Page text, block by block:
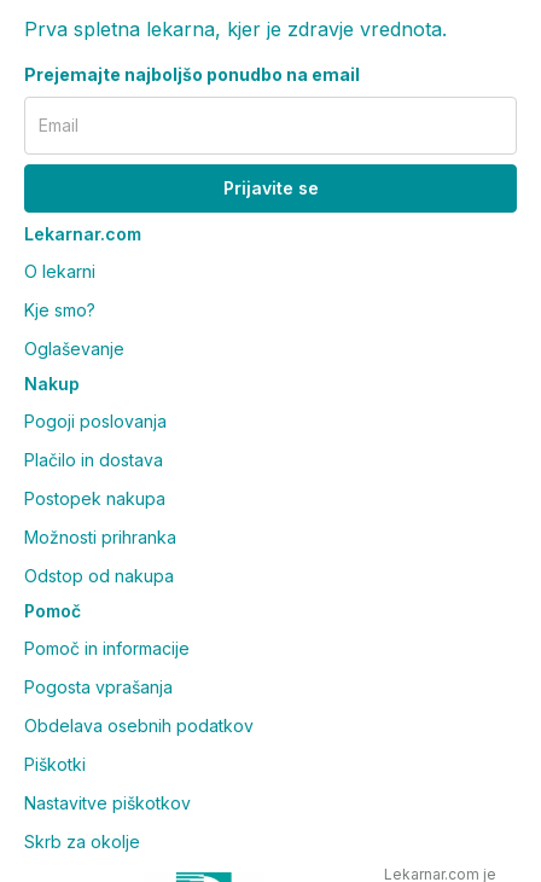
Prva spletna lekarna, kjer je zdravje vrednota.
Prejemajte najboljšo ponudbo na email
Email
Prijavite se
Lekarnar.com
O lekarni
Kje smo?
Oglaševanje
Nakup
Pogoji poslovanja
Plačilo in dostava
Postopek nakupa
Možnosti prihranka
Odstop od nakupa
Pomoč
Pomoč in informacije
Pogosta vprašanja
Obdelava osebnih podatkov
Piškotki
Nastavitve piškotkov
Skrb za okolje
Lekarnar.com je